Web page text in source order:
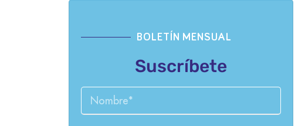
BOLETÍN MENSUAL
Suscríbete